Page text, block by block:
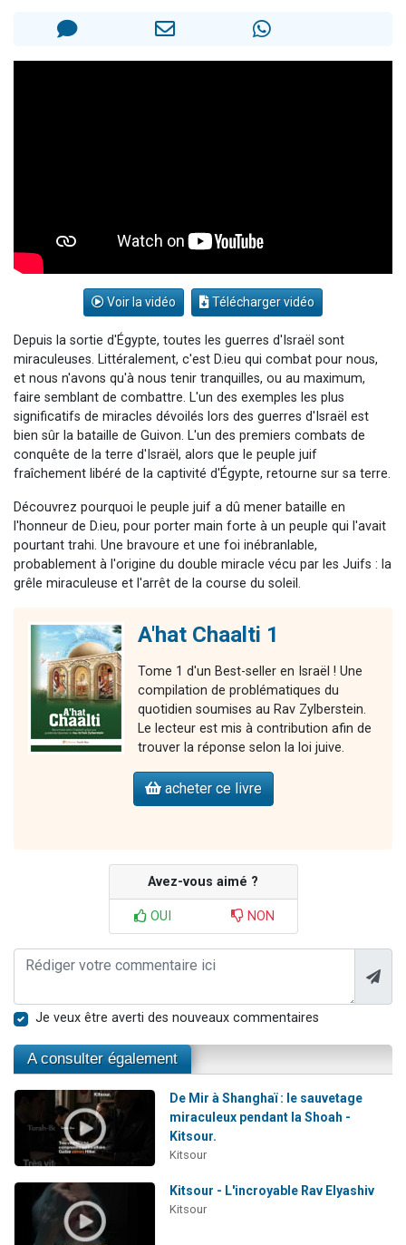
Voir la vidéo Télécharger vidéo
Depuis la sortie d'Égypte, toutes les guerres d'Israël sont
miraculeuses. Littéralement, c'est D.ieu qui combat pour nous,
et nous n'avons qu'à nous tenir tranquilles, ou au maximum,
faire semblant de combattre. L'un des exemples les plus
significatifs de miracles dévoilés lors des guerres d'Israël est
bien sûr la bataille de Guivon. L'un des premiers combats de
conquête de la terre d'Israël, alors que le peuple juif
fraîchement libéré de la captivité d'Égypte, retourne sur sa terre.
Découvrez pourquoi le peuple juif a dû mener bataille en
l'honneur de D.ieu, pour porter main forte à un peuple qui l'avait
pourtant trahi. Une bravoure et une foi inébranlable,
probablement à l'origine du double miracle vécu par les Juifs : la
grêle miraculeuse et l'arrêt de la course du soleil.
A'hat Chaalti 1
Tome 1 d'un Best-seller en Israël ! Une
compilation de problématiques du
quotidien soumises au Rav Zylberstein.
Le lecteur est mis à contribution afin de
trouver la réponse selon la loi juive.
acheter ce livre
Avez-vous aimé ?
OUI NON
Je veux être averti des nouveaux commentaires
A consulter également
De Mir à Shanghaï : le sauvetage
miraculeux pendant la Shoah -
Kitsour.
Kitsour
Kitsour - L'incroyable Rav Elyashiv
Kitsour